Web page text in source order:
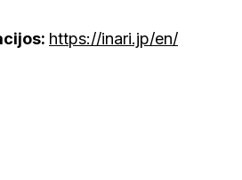
https://inari.jp/en/